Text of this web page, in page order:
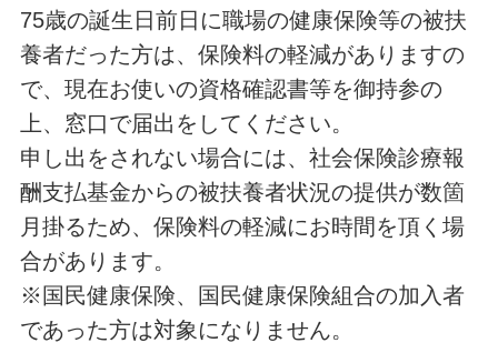
75歳の誕生日前日に職場の健康保険等の被扶
養者だった方は、保険料の軽減がありますの
で、現在お使いの資格確認書等を御持参の
上、窓口で届出をしてください。
申し出をされない場合には、社会保険診療報
酬支払基金からの被扶養者状況の提供が数箇
月掛るため、保険料の軽減にお時間を頂く場
合があります。
※国民健康保険、国民健康保険組合の加入者
であった方は対象になりません。